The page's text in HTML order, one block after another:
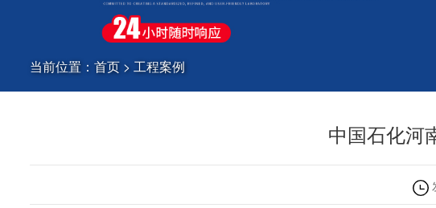
当前位置： 首页 > 工程案例
中国石化河